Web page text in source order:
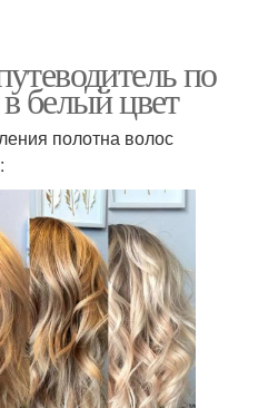
по
белый цвет
полотна волос